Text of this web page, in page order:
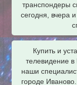
транспондеры
сегодня, вчера
Купить и
телевидение
наши
городе